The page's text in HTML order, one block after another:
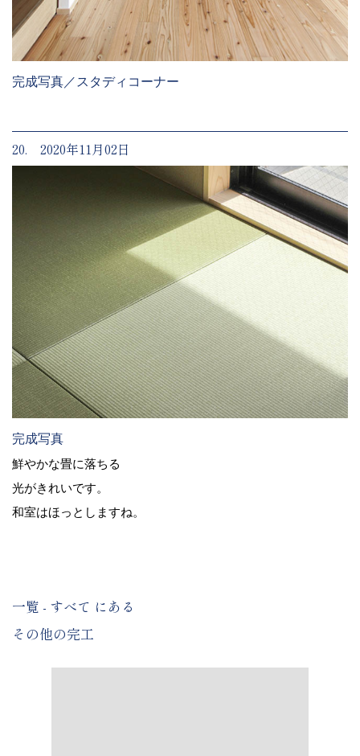
完成写真／スタディコーナー
20. 2020年11月02日
完成写真
鮮やかな畳に落ちる
光がきれいです。
和室はほっとしますね。
一覧 - すべて にある
その他の完工